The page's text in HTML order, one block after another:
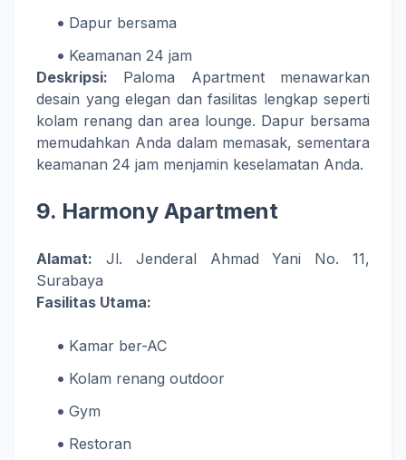
Dapur bersama
Keamanan 24 jam
Deskripsi: Paloma Apartment menawarkan
desain yang elegan dan fasilitas lengkap seperti
kolam renang dan area lounge. Dapur bersama
memudahkan Anda dalam memasak, sementara
keamanan 24 jam menjamin keselamatan Anda.
9. Harmony Apartment
Alamat: Jl. Jenderal Ahmad Yani No. 11,
Surabaya
Fasilitas Utama:
Kamar ber-AC
Kolam renang outdoor
Gym
Restoran